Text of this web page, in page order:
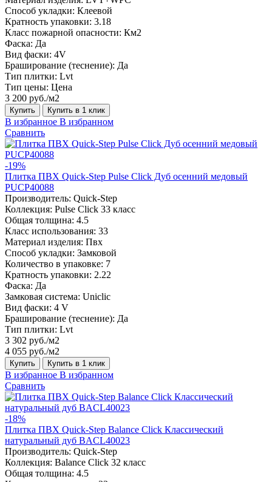
Способ укладки: Клеевой
Кратность упаковки: 3.18
Класс пожарной опасности: Км2
Фаска: Да
Вид фаски: 4V
Браширование (теснение): Да
Тип плитки: Lvt
Тип цены: Цена
3 200 руб./м2
Купить Купить в 1 клик
В избранное В избранном
Сравнить
-19%
Плитка ПВХ Quick-Step Pulse Click Дуб осенний медовый
PUCP40088
Производитель: Quick-Step
Коллекция: Pulse Click 33 класс
Общая толщина: 4.5
Класс использования: 33
Материал изделия: Пвх
Способ укладки: Замковой
Количество в упаковке: 7
Кратность упаковки: 2.22
Фаска: Да
Замковая система: Uniclic
Вид фаски: 4 V
Браширование (теснение): Да
Тип плитки: Lvt
3 302 руб./м2
4 055 руб./м2
Купить Купить в 1 клик
В избранное В избранном
Сравнить
-18%
Плитка ПВХ Quick-Step Balance Click Классический
натуральный дуб BACL40023
Производитель: Quick-Step
Коллекция: Balance Click 32 класс
Общая толщина: 4.5